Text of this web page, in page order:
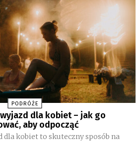
PODRÓŻE
dla kobiet – jak go
aby odpocząć
dla kobiet to skuteczny sposób na